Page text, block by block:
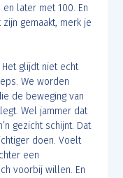
later met 100. En
gemaakt, merk je
glijdt niet echt
We worden
de beweging van
Wel jammer dat
gezicht schijnt. Dat
doen. Voelt
een
voorbij willen. En